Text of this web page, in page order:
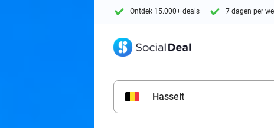
Ontdek 15.000+ deals 7 dagen per
Hasselt